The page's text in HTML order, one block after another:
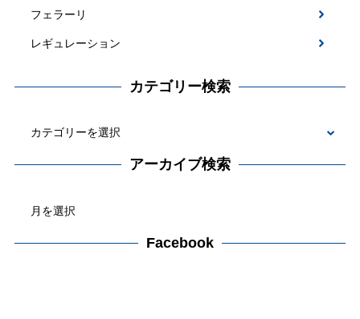
フェラーリ
レギュレーション
カテゴリー検索
検
アーカイブ検索
カ
Facebook